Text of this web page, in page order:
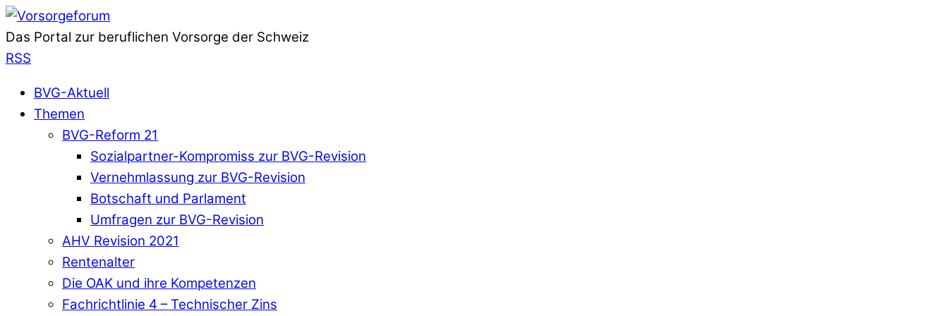
Das Portal zur beruflichen Vorsorge der Schweiz
RSS
BVG-Aktuell
Themen
BVG-Reform 21
Sozialpartner-Kompromiss zur BVG-Revision
Vernehmlassung zur BVG-Revision
Botschaft und Parlament
Umfragen zur BVG-Revision
AHV Revision 2021
Rentenalter
Die OAK und ihre Kompetenzen
Fachrichtlinie 4 – Technischer Zins